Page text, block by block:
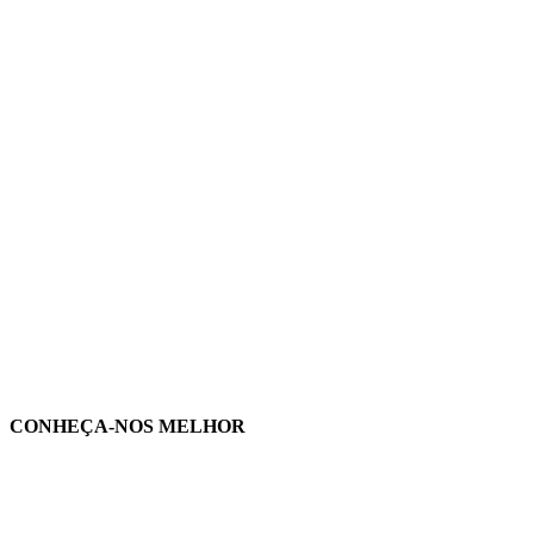
CONHEÇA-NOS MELHOR